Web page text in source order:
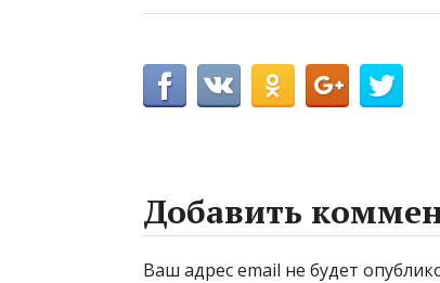
Добавить
Ваш адрес email не будет